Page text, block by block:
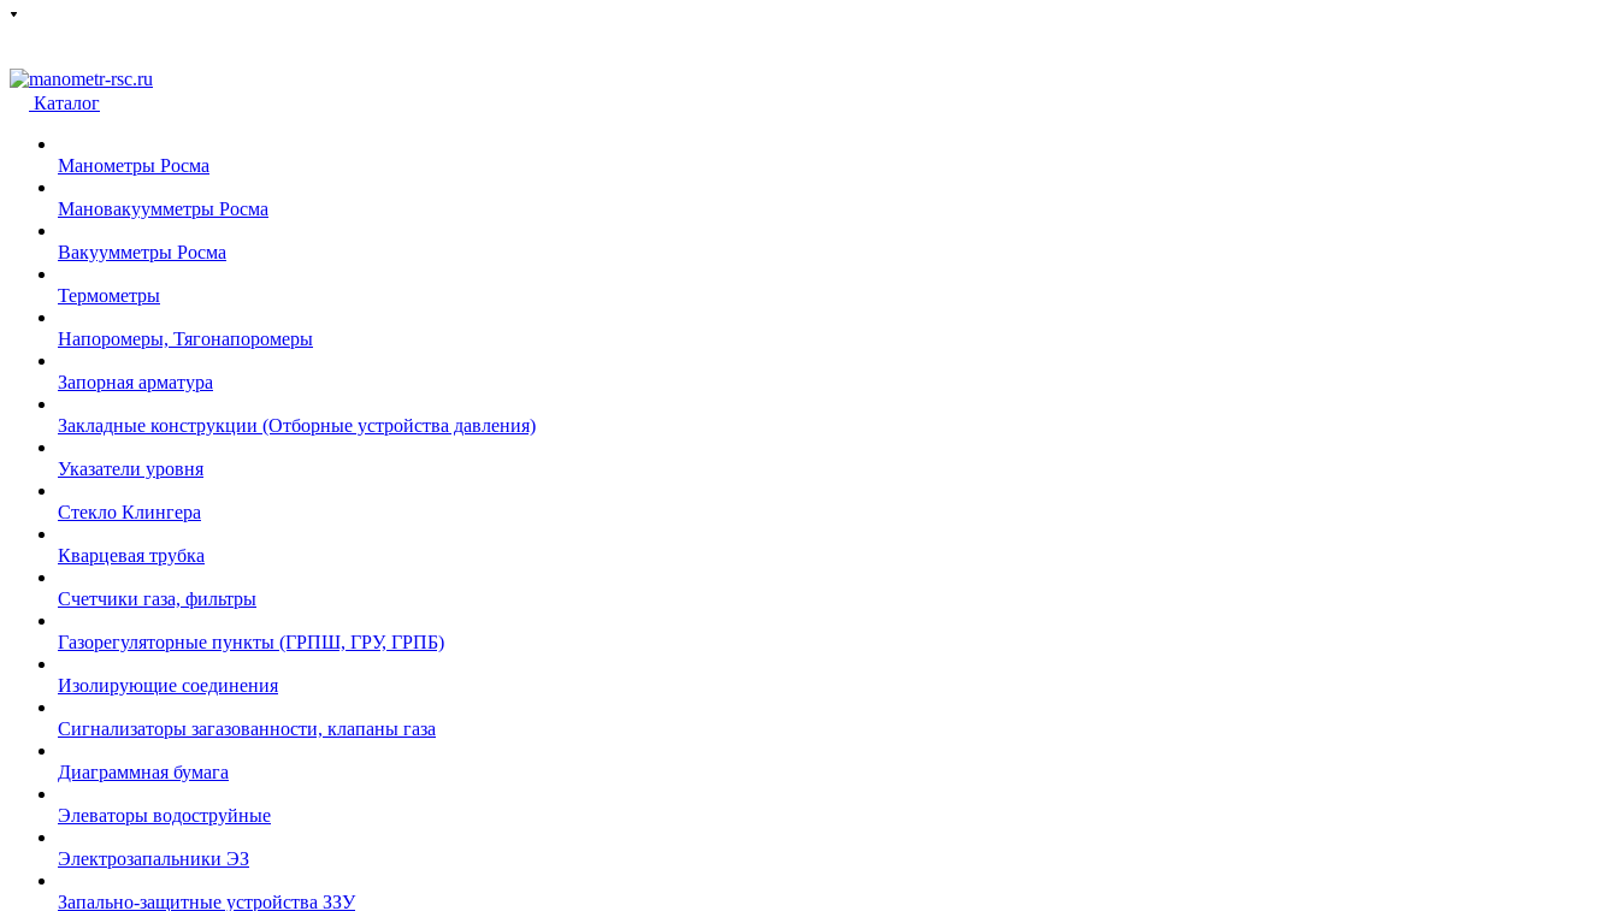
Каталог
Манометры Росма
Мановакуумметры Росма
Вакуумметры Росма
Термометры
Напоромеры, Тягонапоромеры
Запорная арматура
Закладные конструкции (Отборные устройства давления)
Указатели уровня
Стекло Клингера
Кварцевая трубка
Счетчики газа, фильтры
Газорегуляторные пункты (ГРПШ, ГРУ, ГРПБ)
Изолирующие соединения
Сигнализаторы загазованности, клапаны газа
Диаграммная бумага
Элеваторы водоструйные
Электрозапальники ЭЗ
Запально-защитные устройства ЗЗУ